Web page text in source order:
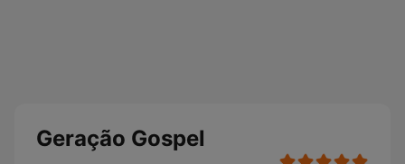
Geração Gospel